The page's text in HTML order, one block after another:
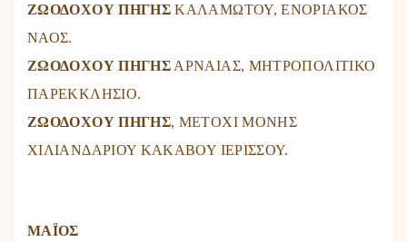
ΖΩΟΔΟΧΟΥ ΠΗΓΗΣ ΚΑΛΑΜΩΤΟΥ, ΕΝΟΡΙΑΚΟΣ
ΝΑΟΣ.
ΖΩΟΔΟΧΟΥ ΠΗΓΗΣ ΑΡΝΑΙΑΣ, ΜΗΤΡΟΠΟΛΙΤΙΚΟ
ΠΑΡΕΚΚΛΗΣΙΟ.
ΖΩΟΔΟΧΟΥ ΠΗΓΗΣ, ΜΕΤΟΧΙ ΜΟΝΗΣ
ΧΙΛΙΑΝΔΑΡΙΟΥ ΚΑΚΑΒΟΥ ΙΕΡΙΣΣΟΥ.
ΜΑΪΟΣ